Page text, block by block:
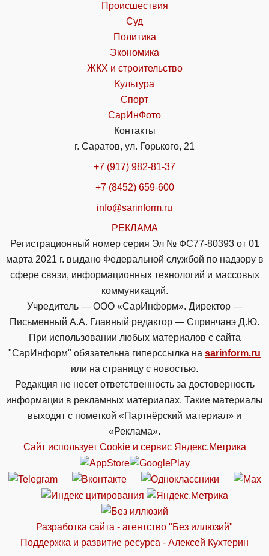
Происшествия
Суд
Политика
Экономика
ЖКХ и строительство
Культура
Спорт
СарИнФото
Контакты
г. Саратов, ул. Горького, 21
+7 (917) 982-81-37
+7 (8452) 659-600
info@sarinform.ru
РЕКЛАМА
Регистрационный номер серия Эл № ФС77-80393 от 01
марта 2021 г. выдано Федеральной службой по надзору в
сфере связи, информационных технологий и массовых
коммуникаций.
Учредитель — ООО «СарИнформ». Директор —
Письменный А.А. Главный редактор — Спринчанэ Д.Ю.
При использовании любых материалов с сайта
"СарИнформ" обязательна гиперссылка на sarinform.ru
или на страницу с новостью.
Редакция не несет ответственность за достоверность
информации в рекламных материалах. Такие материалы
выходят с пометкой «Партнёрский материал» и
«Реклама».
Сайт использует Cookie и сервиc Яндекс.Метрика
Разработка сайта - агентство "Без иллюзий"
Поддержка и развитие ресурса - Алексей Кухтерин